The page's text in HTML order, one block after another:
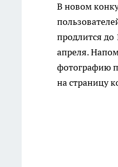
В новом
продлится до
апреля.
фотографию
на страницу